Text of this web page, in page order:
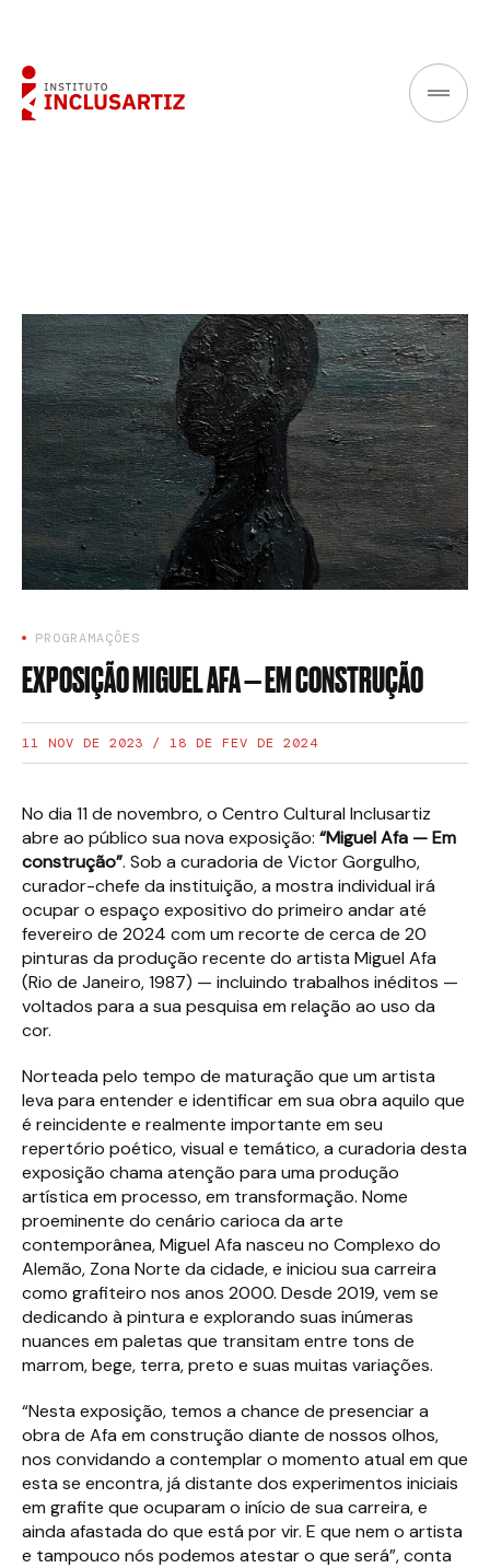
PROGRAMAÇÕES
EXPOSIÇÃO MIGUEL AFA — EM CONSTRUÇÃO
11 NOV DE 2023 / 18 DE FEV DE 2024
No dia 11 de novembro, o Centro Cultural Inclusartiz
abre ao público sua nova exposição: “Miguel Afa — Em
construção”. Sob a curadoria de Victor Gorgulho,
curador-chefe da instituição, a mostra individual irá
ocupar o espaço expositivo do primeiro andar até
fevereiro de 2024 com um recorte de cerca de 20
pinturas da produção recente do artista Miguel Afa
(Rio de Janeiro, 1987) — incluindo trabalhos inéditos —
voltados para a sua pesquisa em relação ao uso da
cor.
Norteada pelo tempo de maturação que um artista
leva para entender e identificar em sua obra aquilo que
é reincidente e realmente importante em seu
repertório poético, visual e temático, a curadoria desta
exposição chama atenção para uma produção
artística em processo, em transformação. Nome
proeminente do cenário carioca da arte
contemporânea, Miguel Afa nasceu no Complexo do
Alemão, Zona Norte da cidade, e iniciou sua carreira
como grafiteiro nos anos 2000. Desde 2019, vem se
dedicando à pintura e explorando suas inúmeras
nuances em paletas que transitam entre tons de
marrom, bege, terra, preto e suas muitas variações.
“Nesta exposição, temos a chance de presenciar a
obra de Afa em construção diante de nossos olhos,
nos convidando a contemplar o momento atual em que
esta se encontra, já distante dos experimentos iniciais
em grafite que ocuparam o início de sua carreira, e
ainda afastada do que está por vir. E que nem o artista
e tampouco nós podemos atestar o que será”, conta